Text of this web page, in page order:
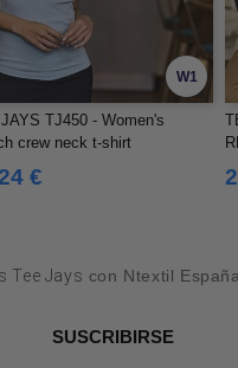
W1
TJ450 - Women's
crew neck t-shirt
€
Tee Jays con Ntextil España
SUSCRIBIRSE